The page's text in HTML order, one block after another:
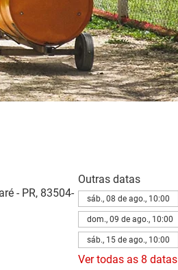
- PR, 83504-
Outras datas
sáb., 08 de ago., 10:00
dom., 09 de ago., 10:00
sáb., 15 de ago., 10:00
Ver todas as 8 datas